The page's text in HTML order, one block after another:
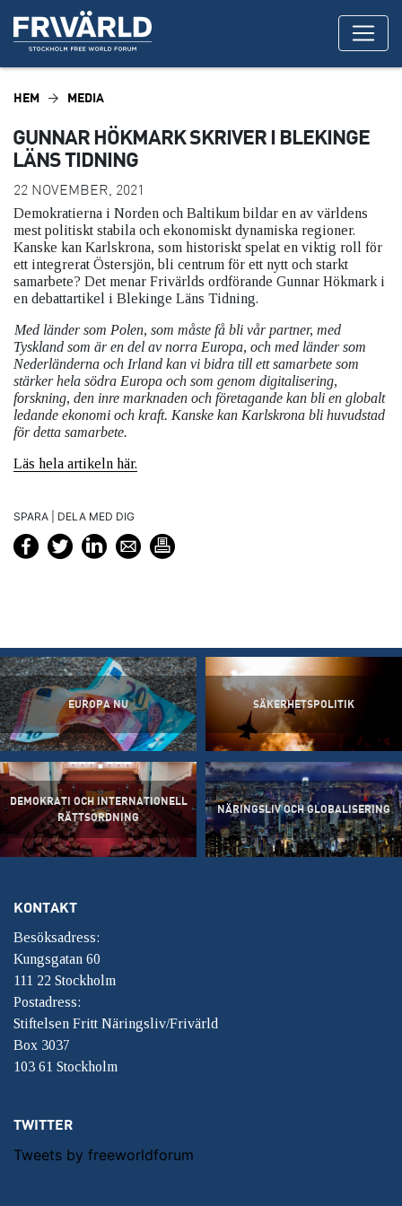
HEM MEDIA
GUNNAR HÖKMARK SKRIVER I BLEKINGE
LÄNS TIDNING
22 NOVEMBER, 2021
Demokratierna i Norden och Baltikum bildar en av världens
mest politiskt stabila och ekonomiskt dynamiska regioner.
Kanske kan Karlskrona, som historiskt spelat en viktig roll för
ett integrerat Östersjön, bli centrum för ett nytt och starkt
samarbete? Det menar Frivärlds ordförande Gunnar Hökmark i
en debattartikel i Blekinge Läns Tidning.
Med länder som Polen, som måste få bli vår partner, med
Tyskland som är en del av norra Europa, och med länder som
Nederländerna och Irland kan vi bidra till ett samarbete som
stärker hela södra Europa och som genom digitalisering,
forskning, den inre marknaden och företagande kan bli en globalt
ledande ekonomi och kraft. Kanske kan Karlskrona bli huvudstad
för detta samarbete.
Läs hela artikeln här.
SPARA | DELA MED DIG
EUROPA NU SÄKERHETSPOLITIK
DEMOKRATI OCH INTERNATIONELL
RÄTTSORDNING
NÄRINGSLIV OCH GLOBALISERING
KONTAKT
Besöksadress:
Kungsgatan 60
111 22 Stockholm
Postadress:
Stiftelsen Fritt Näringsliv/Frivärld
Box 3037
103 61 Stockholm
TWITTER
Tweets by freeworldforum